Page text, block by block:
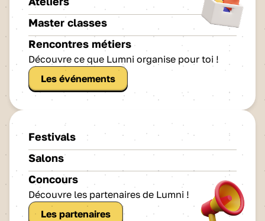
Master classes
Rencontres métiers
Découvre ce que Lumni organise pour toi !
Les événements
Festivals
Salons
Concours
Découvre les partenaires de Lumni !
Les partenaires